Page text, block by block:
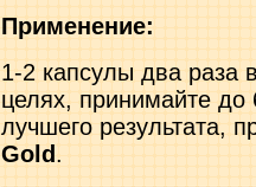
Применение:
1-2 капсулы два раза
целях, принимайте
лучшего результата,
Gold.